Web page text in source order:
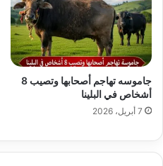
جاموسه تهاجم أصحابها وتصيب 8
أشخاص في البلينا
7 أبريل، 2026